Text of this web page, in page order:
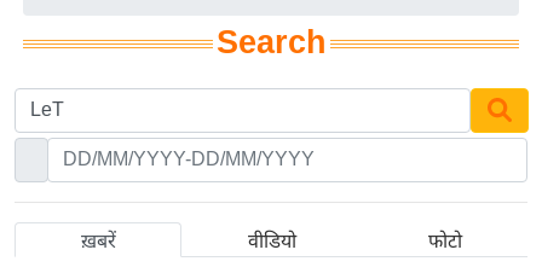
ज़ा
ख
र
ष्ट्री
Search
ख़बरें वीडियो फोटो